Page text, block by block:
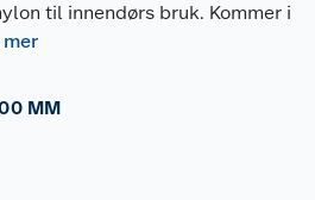
til innendørs bruk. Kommer i
mer
MM